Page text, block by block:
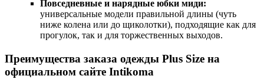
Повседневные и нарядные юбки миди:
универсальные модели правильной длины (чуть
ниже колена или до щиколотки), подходящие как для
прогулок, так и для торжественных выходов.
Преимущества заказа одежды Plus Size на
официальном сайте Intikoma